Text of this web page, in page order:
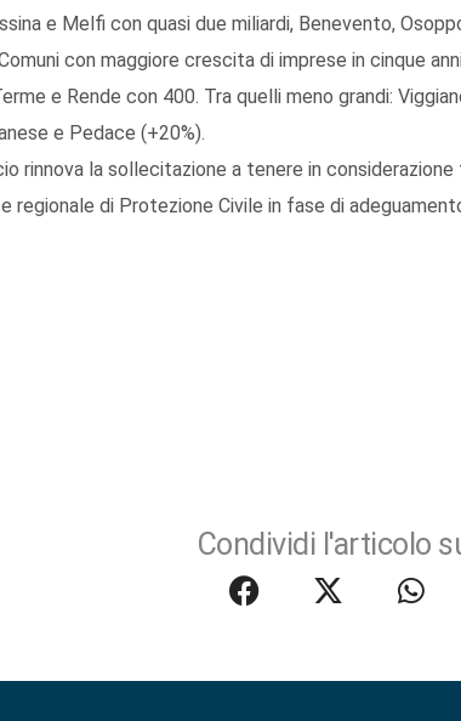
e Melfi con quasi due miliardi, Benevento,
con maggiore crescita di imprese in cinque
e Rende con 400. Tra quelli meno grandi:
e Pedace (+20%).
rinnova la sollecitazione a tenere in
regionale di Protezione Civile in fase di
Condividi l'articolo